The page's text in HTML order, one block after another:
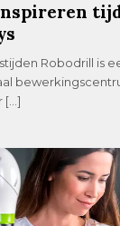
Robodrill is
[…]